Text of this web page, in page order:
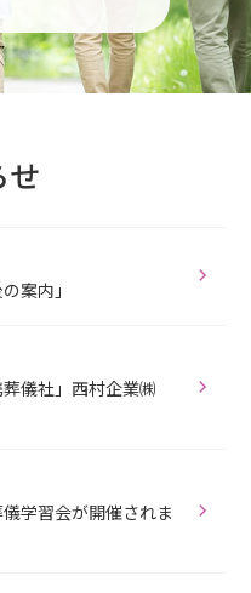
せ
案内」
葬儀社」西村企業㈱
学習会が開催されま